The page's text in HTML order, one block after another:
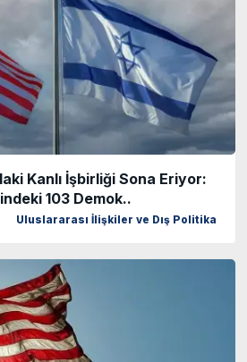
Kanlı İşbirliği Sona Eriyor:
103 Demok..
Uluslararası İlişkiler ve Dış Politika